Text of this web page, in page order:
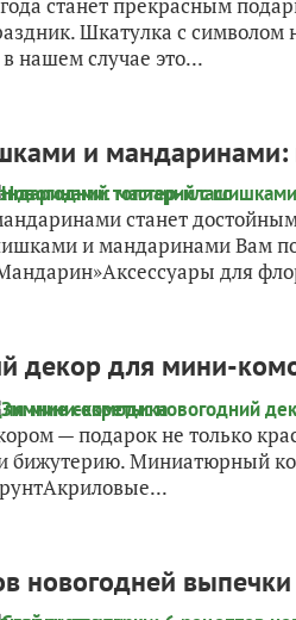
Шкатулка с символом
нашем случае это...
и мандаринами:
станет
и мандаринами Вам
для
декор для мини-
— подарок не только
бижутерию. Миниатюрный
новогодней выпечки